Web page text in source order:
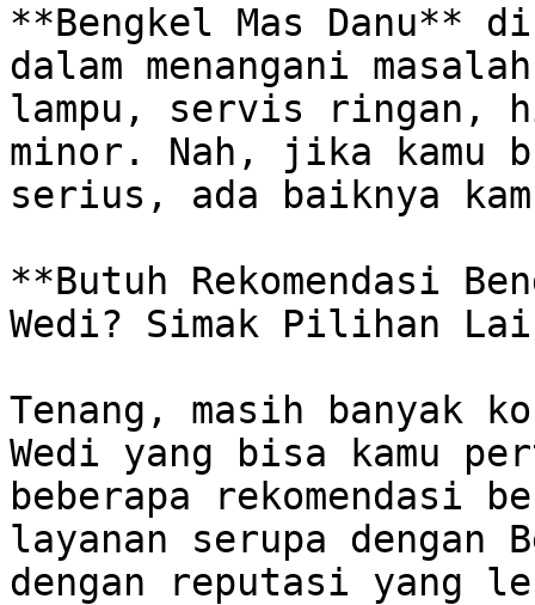
**Bengkel Mas Danu**
dalam menangani
lampu, servis ringan,
minor. Nah, jika kamu
serius, ada baiknya
**Butuh Rekomendasi
Wedi? Simak Pilihan
Tenang, masih banyak
Wedi yang bisa kamu
beberapa rekomendasi
layanan serupa dengan
dengan reputasi yang